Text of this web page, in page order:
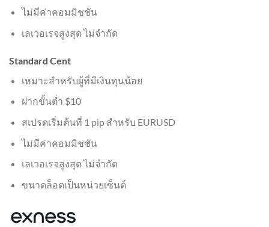
ไม่มีค่าคอมมิชชัน
เลเวอเรจสูงสุด ไม่จำกัด
Standard Cent
เหมาะสำหรับผู้ที่มีเงินทุนน้อย
ฝากขั้นต่ำ $10
สเปรดเริ่มต้นที่ 1 pip สำหรับ EURUSD
ไม่มีค่าคอมมิชชัน
เลเวอเรจสูงสุด ไม่จำกัด
ขนาดล็อตเป็นหน่วยเซ็นต์